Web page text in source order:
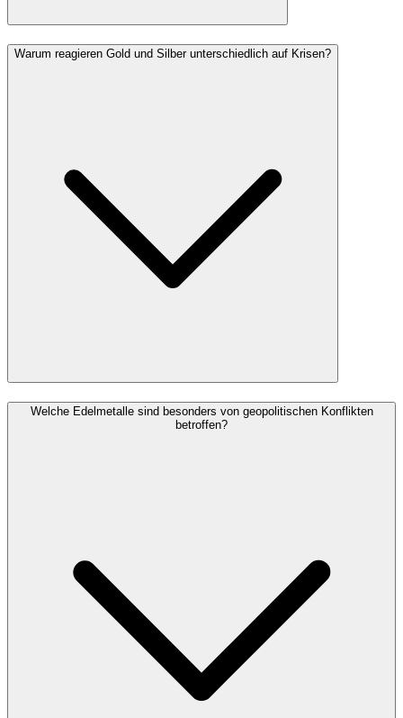
Warum reagieren Gold und Silber unterschiedlich auf Krisen?
Welche Edelmetalle sind besonders von geopolitischen Konflikten
betroffen?